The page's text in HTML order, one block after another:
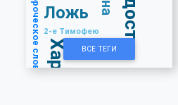
Характер
2-е Тимофею
Ложь
Пророческое слово ВСЕ ТЕГИ